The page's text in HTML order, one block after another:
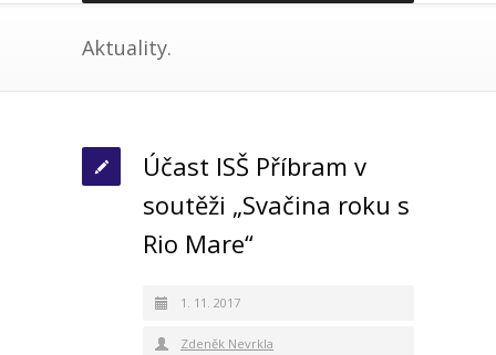
Aktuality.
Účast ISŠ Příbram v
soutěži „Svačina roku s
Rio Mare“
1. 11. 2017
Zdeněk Nevrkla